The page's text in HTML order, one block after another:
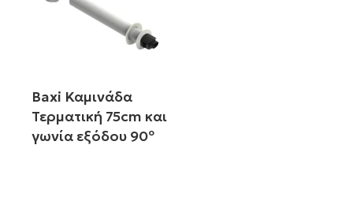
Baxi Καμινάδα
Τερματική 75cm και
γωνία εξόδου 90º